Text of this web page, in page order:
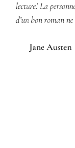
lecture! La
d’un bon roman ne
Jane Austen